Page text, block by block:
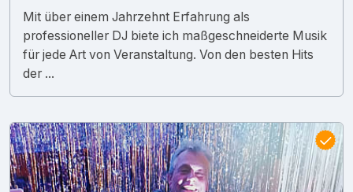
Mit über einem Jahrzehnt Erfahrung als
professioneller DJ biete ich maßgeschneiderte Musik
für jede Art von Veranstaltung. Von den besten Hits
der ...